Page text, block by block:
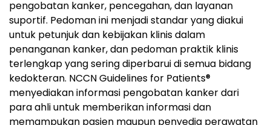
pengobatan kanker, pencegahan, dan layanan
suportif. Pedoman ini menjadi standar yang diakui
untuk petunjuk dan kebijakan klinis dalam
penanganan kanker, dan pedoman praktik klinis
terlengkap yang sering diperbarui di semua bidang
kedokteran. NCCN Guidelines for Patients®
menyediakan informasi pengobatan kanker dari
para ahli untuk memberikan informasi dan
memampukan pasien maupun penyedia perawatan